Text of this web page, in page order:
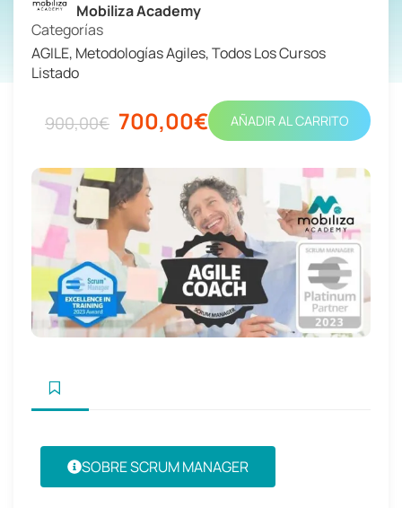
Mobiliza Academy
Categorías
AGILE, Metodologías Agiles,Todos Los Cursos
Listado
900,00€ 700,00€ AÑADIR AL CARRITO
SOBRE SCRUM MANAGER